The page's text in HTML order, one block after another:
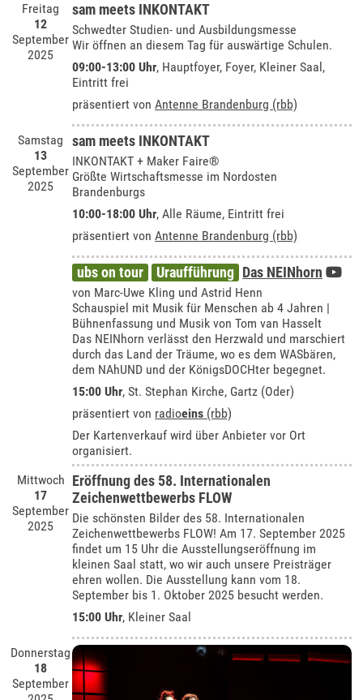
Freitag
12
September
2025
sam meets INKONTAKT
Schwedter Studien- und Ausbildungsmesse
Wir öffnen an diesem Tag für auswärtige Schulen.
09:00-13:00 Uhr, Hauptfoyer, Foyer, Kleiner Saal,
Eintritt frei
präsentiert vonAntenne Brandenburg (rbb)
Samstag
13
September
2025
sam meets INKONTAKT
INKONTAKT + Maker Faire®
Größte Wirtschaftsmesse im Nordosten
Brandenburgs
10:00-18:00 Uhr, Alle Räume, Eintritt frei
präsentiert vonAntenne Brandenburg (rbb)
ubs on tour Uraufführung Das NEINhorn
von Marc-Uwe Kling und Astrid Henn
Schauspiel mit Musik für Menschen ab 4 Jahren |
Bühnenfassung und Musik von Tom van Hasselt
Das NEINhorn verlässt den Herzwald und marschiert
durch das Land der Träume, wo es dem WASbären,
dem NAhUND und der KönigsDOCHter begegnet.
15:00 Uhr, St. Stephan Kirche, Gartz (Oder)
präsentiert von radioeins (rbb)
Der Kartenverkauf wird über Anbieter vor Ort
organisiert.
Mittwoch
17
September
2025
Eröffnung des 58. Internationalen
Zeichenwettbewerbs FLOW
Die schönsten Bilder des 58. Internationalen
Zeichenwettbewerbs FLOW! Am 17. September 2025
findet um 15 Uhr die Ausstellungseröffnung im
kleinen Saal statt, wo wir auch unsere Preisträger
ehren wollen. Die Ausstellung kann vom 18.
September bis 1. Oktober 2025 besucht werden.
15:00 Uhr, Kleiner Saal
Donnerstag
18
September